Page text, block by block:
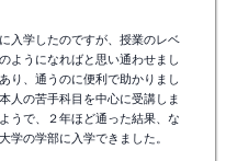
入学したのですが、授業のレベ
ようになればと思い通わせまし
り、通うのに便利で助かりまし
人の苦手科目を中心に受講しま
うで、２年ほど通った結果、な
学の学部に入学できました。